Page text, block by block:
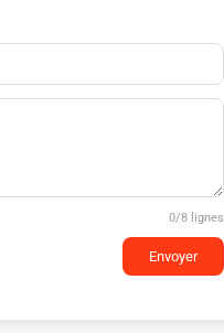
0/8 lignes
Envoyer